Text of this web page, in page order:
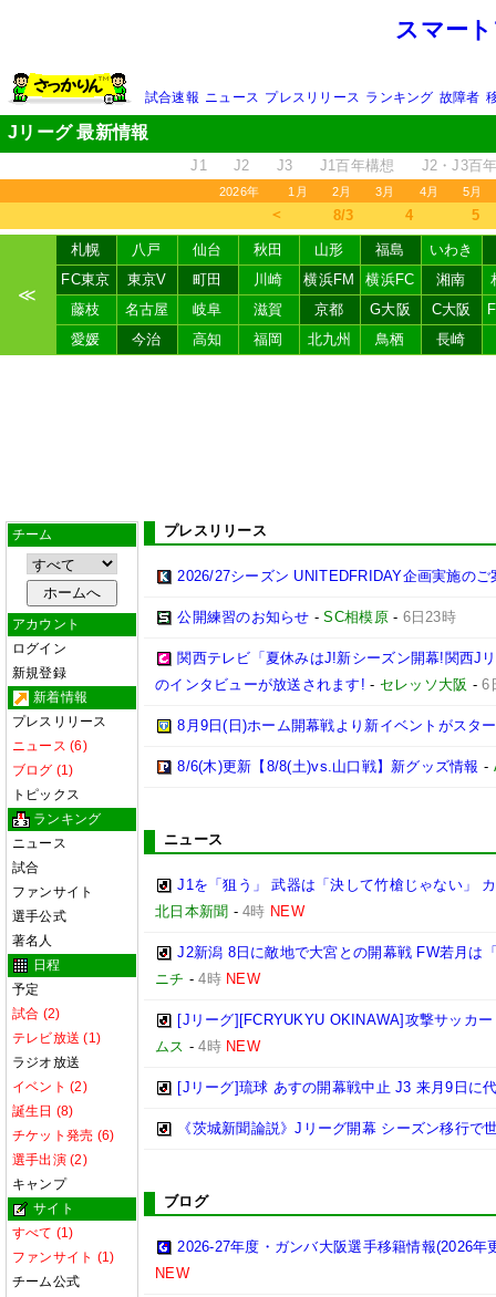
スマー
試合速報 ニュース プレスリリース ランキング 故障者
Jリーグ 最新情報
J1 J2 J3 J1百年構想 J2・J3百
2026年 1月 2月 3月 4月 5月
＜ 8/3 4 5
≪
札幌 八戸 仙台 秋田 山形 福島
いわき
FC東京
東京V 町田 川崎 横浜FM 横浜FC 湘南
藤枝
名古屋 岐阜 滋賀 京都 G大阪 C大阪
愛媛
今治 高知 福岡 北九州 鳥栖 長崎
チーム
アカウント
ログイン
新規登録
新着情報
プレスリリース
ニュース (6)
ブログ (1)
トピックス
ランキング
ニュース
試合
ファンサイト
選手公式
著名人
日程
予定
試合 (2)
テレビ放送 (1)
ラジオ放送
イベント (2)
誕生日 (8)
チケット発売 (6)
選手出演 (2)
キャンプ
サイト
すべて (1)
ファンサイト (1)
チーム公式
プレスリリース
2026/27シーズン UNITEDFRIDAY企画実施のご
公開練習のお知らせ -SC相模原- 6日23時
関西テレビ「夏休みはJ!新シーズン開幕!関西J
のインタビューが放送されます! - セレッソ大阪 -6
8月9日(日)ホーム開幕戦より新イベントがスタ
8/6(木)更新【8/8(土)vs.山口戦】新グッズ情報 -
ニュース
J1を「狙う」 武器は「決して竹槍じゃない」
北日本新聞 -4時 NEW
J2新潟 8日に敵地で大宮との開幕戦 FW若月は
ニチ -4時 NEW
[Jリーグ][FCRYUKYU OKINAWA]攻撃サッカ
ムス -4時 NEW
[Jリーグ]琉球 あすの開幕戦中止 J3 来月9日に
《茨城新聞論説》Jリーグ開幕 シーズン移行で
ブログ
2026-27年度・ガンバ大阪選手移籍情報(2026年
NEW